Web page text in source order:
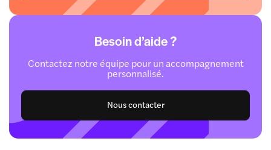
Besoin d’aide ?
Contactez notre équipe pour un accompagnement
personnalisé.
Nous contacter